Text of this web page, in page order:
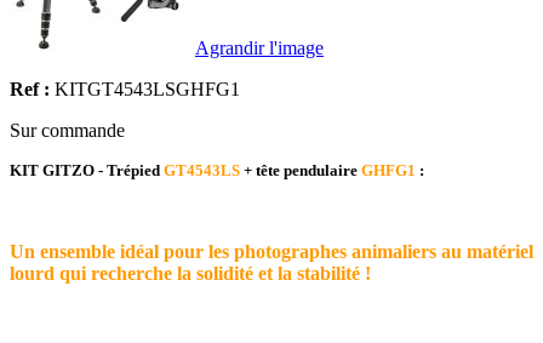
Agrandir l'image
Ref : KITGT4543LSGHFG1
Sur commande
KIT GITZO - Trépied GT4543LS + tête pendulaire GHFG1 :
Un ensemble idéal pour les photographes animaliers au matériel
lourd qui recherche la solidité et la stabilité !